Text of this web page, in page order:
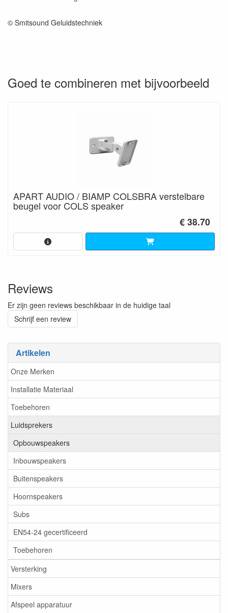
Artikelen
Onze Merken
Installatie Materiaal
Toebehoren
Luidsprekers
Opbouwspeakers
Inbouwspeakers
Buitenspeakers
Hoornspeakers
Subs
EN54-24 gecertificeerd
Toebehoren
Versterking
Mixers
Afspeel apparatuur
© Smitsound Geluidstechniek
Goed te combineren met bijvoorbeeld
APART AUDIO / BIAMP COLSBRA verstelbare
beugel voor COLS speaker
€ 38.70
Reviews
Er zijn geen reviews beschikbaar in de huidige taal
Schrijf een review